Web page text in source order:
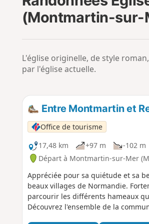
(Montmartin-sur-
L'église originelle, de style
par l'église actuelle.
Entre Montmartin et
Office de tourisme
17,48 km
+97 m -102 m
Départ à Montmartin-sur-Mer
Appréciée pour sa quiétude et sa
beaux villages de Normandie.
parcourir les différents hameaux
Découvrez l'ensemble de la